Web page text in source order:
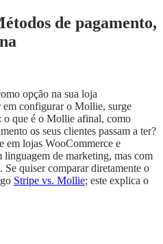
de pagamento,
opção na sua loja
em configurar o Mollie, surge
o que é o Mollie afinal, como
os seus clientes passam a ter?
lojas WooCommerce e
de marketing, mas com
quiser comparar diretamente o
Stripe vs. Mollie; este explica o